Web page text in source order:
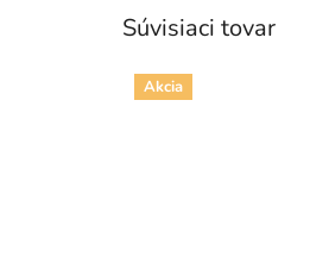
Súvisiaci tovar
Akcia